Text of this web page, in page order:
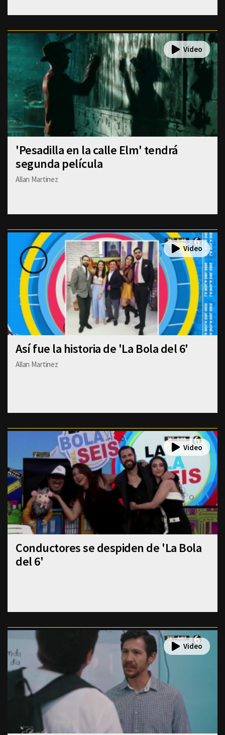
'Pesadilla en la calle Elm' tendrá
segunda película
Allan Martinez
Así fue la historia de 'La Bola del 6'
Allan Martinez
Conductores se despiden de 'La Bola
del 6'